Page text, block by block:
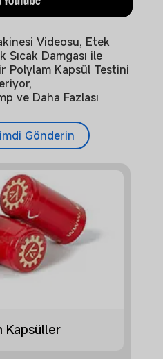
Videosu, Etek
Damgası ile
Polylam Kapsül Testini
ve Daha Fazlası
Gönderin
Kapsüller